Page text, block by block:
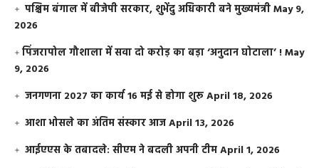
पश्चिम बंगाल में बीजेपी सरकार, शुभेंदु अधिकारी बने मुख्यमंत्रीMay 9,
2026
​पिंजरापोल गौशाला में सवा दो करोड़ का बड़ा ‘अनुदान घोटाला’ !May
9, 2026
जनगणना 2027 का कार्य 16 मई से होगा शुरूApril 18, 2026
आशा भोसले का अंतिम संस्कार आजApril 13, 2026
आईएएस के तबादले: सीएम ने बदली अपनी टीमApril 1, 2026